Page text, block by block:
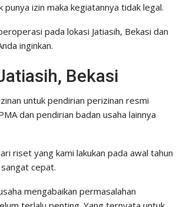
izin maka kegiatannya tidak legal.
pada lokasi Jatiasih, Bekasi dan
inginkan.
Bekasi
untuk pendirian perizinan resmi
dan pendirian badan usaha lainnya
riset yang kami lakukan pada awal tahun
cepat.
mengabaikan permasalahan